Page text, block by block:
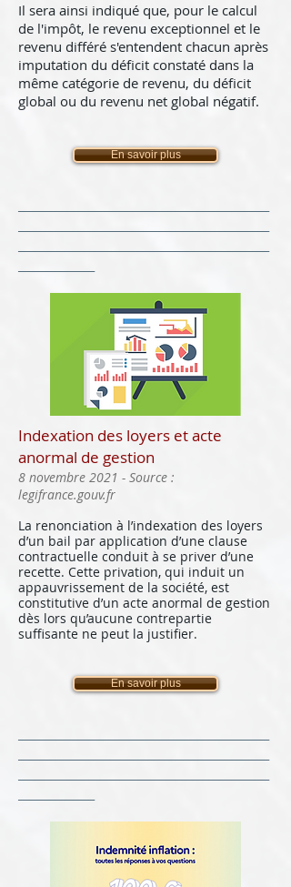
Il sera ainsi indiqué que, pour le calcul
de l'impôt, le revenu exceptionnel et le
revenu différé s'entendent chacun après
imputation du déficit constaté dans la
même catégorie de revenu, du déficit
global ou du revenu net global négatif.
En savoir plus
Indexation des loyers et acte
anormal de gestion
8 novembre 2021 - Source :
legifrance.gouv.fr
La renonciation à l’indexation des loyers
d’un bail par application d’une clause
contractuelle conduit à se priver d’une
recette. Cette privation, qui induit un
appauvrissement de la société, est
constitutive d’un acte anormal de gestion
dès lors qu’aucune contrepartie
suffisante ne peut la justifier.
En savoir plus